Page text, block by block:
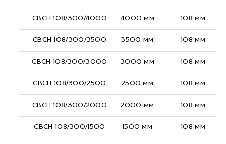
СВСН 108/300/4000 4000 мм 108 мм
СВСН 108/300/3500 3500 мм 108 мм
СВСН 108/300/3000 3000 мм 108 мм
СВСН 108/300/2500 2500 мм 108 мм
СВСН 108/300/2000 2000 мм 108 мм
СВСН 108/300/1500 1500 мм 108 мм